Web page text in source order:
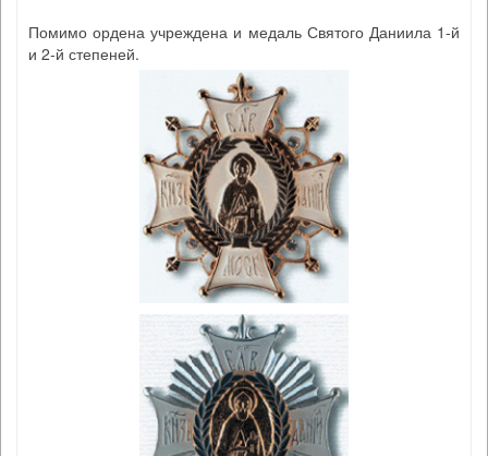
Помимо ордена учреждена и медаль Святого Даниила 1-й
и 2-й степеней.